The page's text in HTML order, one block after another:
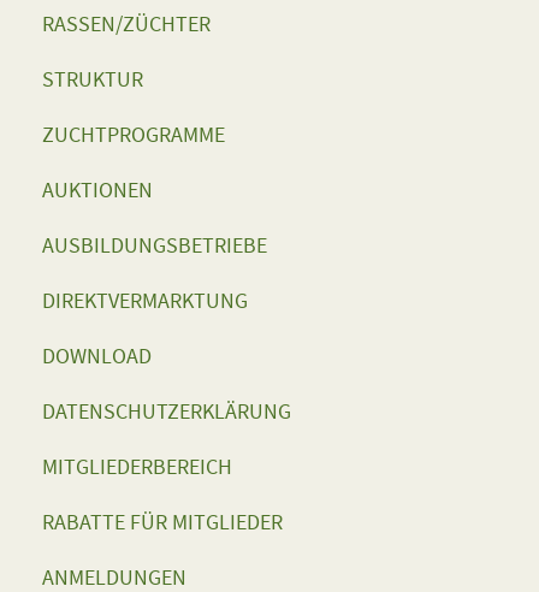
RASSEN/ZÜCHTER
STRUKTUR
ZUCHTPROGRAMME
AUKTIONEN
AUSBILDUNGSBETRIEBE
DIREKTVERMARKTUNG
DOWNLOAD
DATENSCHUTZERKLÄRUNG
MITGLIEDERBEREICH
RABATTE FÜR MITGLIEDER
ANMELDUNGEN